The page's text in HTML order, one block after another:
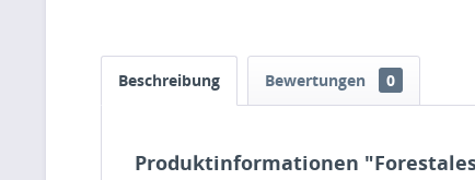
Beschreibung Bewertungen 0
Produktinformationen